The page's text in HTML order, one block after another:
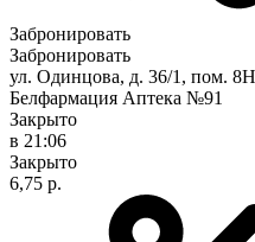
Забронировать
Забронировать
ул. Одинцова, д. 36/1, пом. 8Н
Белфармация Аптека №91
Закрыто
в 21:06
Закрыто
6,75 р.